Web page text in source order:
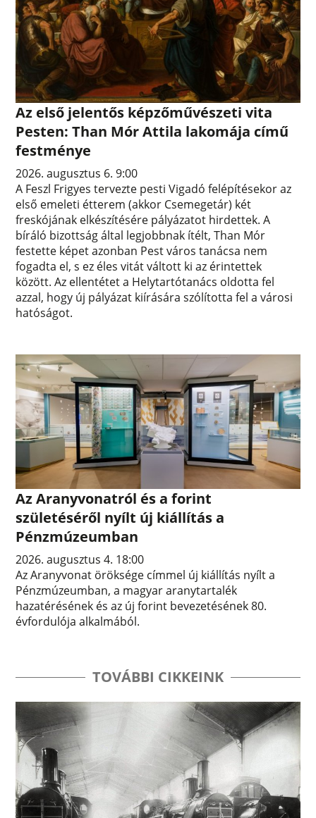
Az első jelentős képzőművészeti vita
Pesten: Than Mór Attila lakomája című
festménye
2026. augusztus 6. 9:00
A Feszl Frigyes tervezte pesti Vigadó felépítésekor az
első emeleti étterem (akkor Csemegetár) két
freskójának elkészítésére pályázatot hirdettek. A
bíráló bizottság által legjobbnak ítélt, Than Mór
festette képet azonban Pest város tanácsa nem
fogadta el, s ez éles vitát váltott ki az érintettek
között. Az ellentétet a Helytartótanács oldotta fel
azzal, hogy új pályázat kiírására szólította fel a városi
hatóságot.
Az Aranyvonatról és a forint
születéséről nyílt új kiállítás a
Pénzmúzeumban
2026. augusztus 4. 18:00
Az Aranyvonat öröksége címmel új kiállítás nyílt a
Pénzmúzeumban, a magyar aranytartalék
hazatérésének és az új forint bevezetésének 80.
évfordulója alkalmából.
TOVÁBBI CIKKEINK